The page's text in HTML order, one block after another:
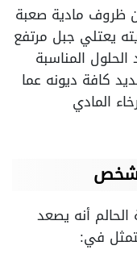
ظروف مادية صعبة
يعتلي جبل مرتفع
المناسبة
كافة ديونه عما
المادي
شخص
أنه يصعد
في: